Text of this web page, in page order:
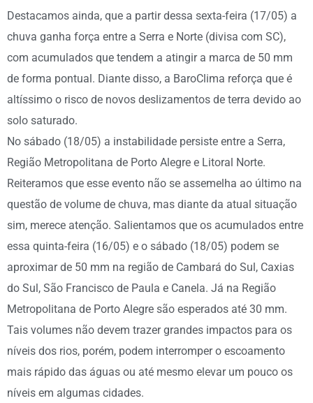
Destacamos ainda, que a partir dessa sexta-feira (17/05) a
chuva ganha força entre a Serra e Norte (divisa com SC),
com acumulados que tendem a atingir a marca de 50 mm
de forma pontual. Diante disso, a BaroClima reforça que é
altíssimo o risco de novos deslizamentos de terra devido ao
solo saturado.
No sábado (18/05) a instabilidade persiste entre a Serra,
Região Metropolitana de Porto Alegre e Litoral Norte.
Reiteramos que esse evento não se assemelha ao último na
questão de volume de chuva, mas diante da atual situação
sim, merece atenção. Salientamos que os acumulados entre
essa quinta-feira (16/05) e o sábado (18/05) podem se
aproximar de 50 mm na região de Cambará do Sul, Caxias
do Sul, São Francisco de Paula e Canela. Já na Região
Metropolitana de Porto Alegre são esperados até 30 mm.
Tais volumes não devem trazer grandes impactos para os
níveis dos rios, porém, podem interromper o escoamento
mais rápido das águas ou até mesmo elevar um pouco os
níveis em algumas cidades.